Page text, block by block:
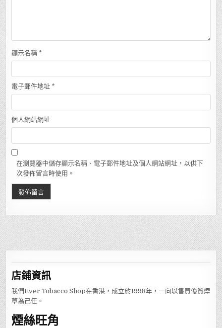
顯示名稱 *
電子郵件地址 *
個人網站網址
在瀏覽器中儲存顯示名稱、電子郵件地址及個人網站網址，以供下
次發佈留言時使用。
店鋪資訊
我們Ever Tobacco Shop在香港，成立於1998年，一向以售買優質煙
草為己任。
煙絲旺角